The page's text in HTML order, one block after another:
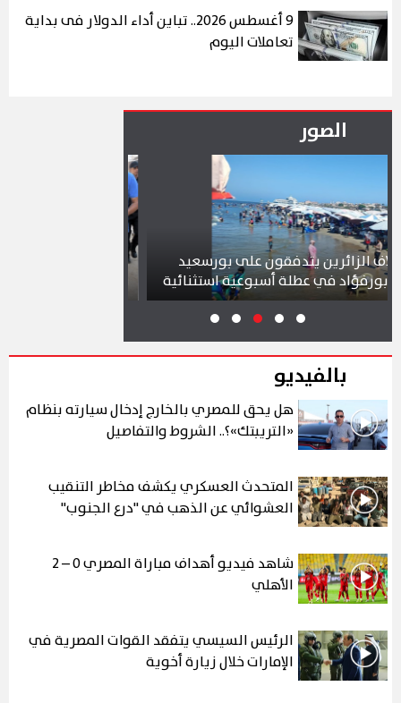
9 أغسطس 2026.. تباين أداء الدولار فى بداية
تعاملات اليوم
الصور
على بورسعيد
أسبوعية استثنائية
محافظ بورسعيد يتابع سير العمل
بمشروع سوق التصنيع الجديد
بالفيديو
هل يحق للمصري بالخارج إدخال سيارته بنظام
«التريبتك»؟.. الشروط والتفاصيل
المتحدث العسكري يكشف مخاطر التنقيب
العشوائي عن الذهب في "درع الجنوب"
شاهد فيديو أهداف مباراة المصري 0 – 2
الأهلي
الرئيس السيسي يتفقد القوات المصرية في
الإمارات خلال زيارة أخوية